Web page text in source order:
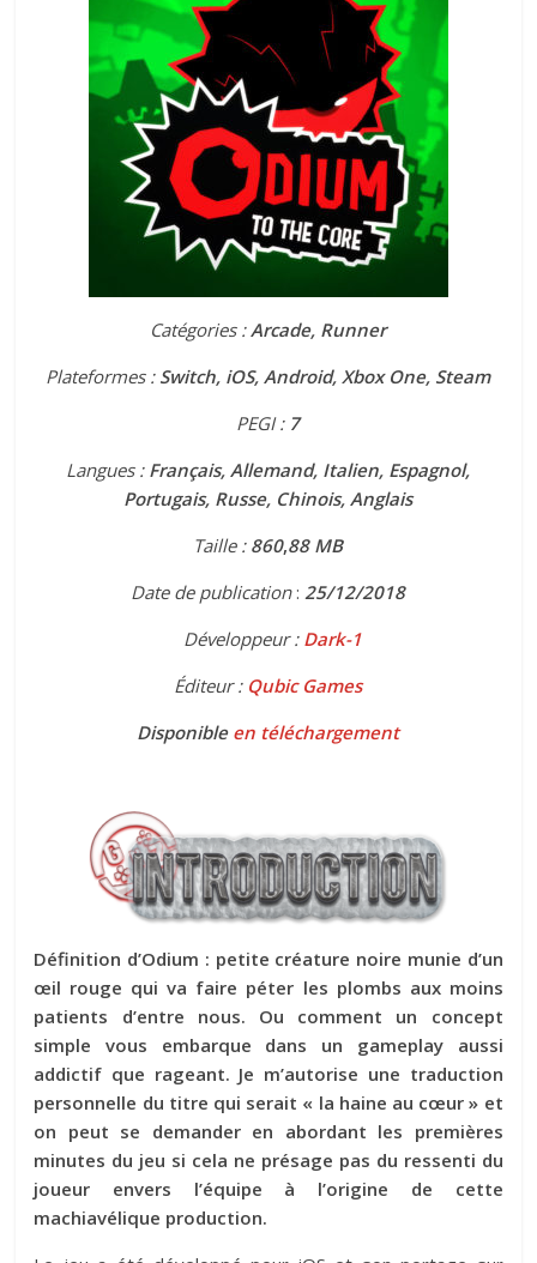
Catégories : Arcade, Runner
Plateformes : Switch, iOS, Android, Xbox One, Steam
PEGI : 7
Langues : Français, Allemand, Italien, Espagnol,
Portugais, Russe, Chinois, Anglais
Taille : 860,88 MB
Date de publication: 25/12/2018
Développeur : Dark-1
Éditeur : Qubic Games
Disponible en téléchargement
Définition d’Odium : petite créature noire munie d’un
œil rouge qui va faire péter les plombs aux moins
patients d’entre nous. Ou comment un concept
simple vous embarque dans un gameplay aussi
addictif que rageant. Je m’autorise une traduction
personnelle du titre qui serait « la haine au cœur » et
on peut se demander en abordant les premières
minutes du jeu si cela ne présage pas du ressenti du
joueur envers l’équipe à l’origine de cette
machiavélique production.